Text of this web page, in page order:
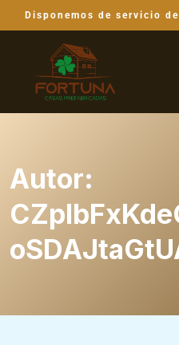
Disponemos de servicio
Autor: